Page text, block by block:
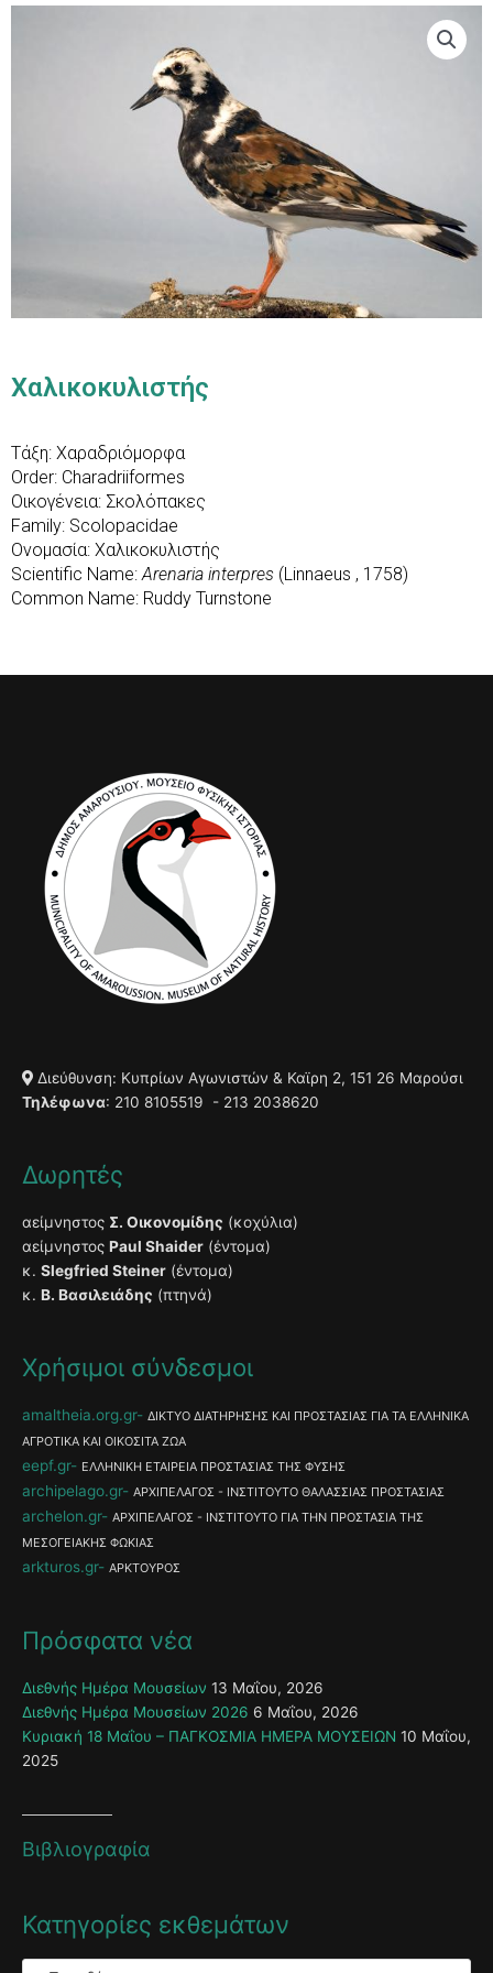
Χαλικοκυλιστής
Τάξη: Χαραδριόμορφα
Order: Charadriiformes
Οικογένεια: Σκολόπακες
Family: Scolopacidae
Ονομασία: Χαλικοκυλιστής
Scientific Name: Arenaria interpres (Linnaeus , 1758)
Common Name: Ruddy Turnstone
Διεύθυνση: Κυπρίων Αγωνιστών & Καϊρη 2, 151 26 Μαρούσι
Τηλέφωνα: 210 8105519 - 213 2038620
Δωρητές
αείμνηστος Σ. Οικονομίδης (κοχύλια)
αείμνηστος Paul Shaider (έντομα)
κ. Slegfried Steiner (έντομα)
κ. Β. Βασιλειάδης (πτηνά)
Χρήσιμοι σύνδεσμοι
amaltheia.org.gr
ΔΙΚΤΥΟ ΔΙΑΤΗΡΗΣΗΣ ΚΑΙ ΠΡΟΣΤΑΣΙΑΣ ΓΙΑ ΤΑ ΕΛΛΗΝΙΚΑ
ΑΓΡΟΤΙΚΑ ΚΑΙ ΟΙΚΟΣΙΤΑ ΖΩΑ
eepf.gr ΕΛΛΗΝΙΚΗ ΕΤΑΙΡΕΙΑ ΠΡΟΣΤΑΣΙΑΣ ΤΗΣ ΦΥΣΗΣ
archipelago.gr ΑΡΧΙΠΕΛΑΓΟΣ - ΙΝΣΤΙΤΟΥΤΟ ΘΑΛΑΣΣΙΑΣ ΠΡΟΣΤΑΣΙΑΣ
archelon.gr
ΑΡΧΙΠΕΛΑΓΟΣ - ΙΝΣΤΙΤΟΥΤΟ ΓΙΑ ΤΗΝ ΠΡΟΣΤΑΣΙΑ ΤΗΣ
ΜΕΣΟΓΕΙΑΚΗΣ ΦΩΚΙΑΣ
arkturos.gr ΑΡΚΤΟΥΡΟΣ
Πρόσφατα νέα
Διεθνής Ημέρα Μουσείων 13 Μαΐου, 2026
Διεθνής Ημέρα Μουσείων 2026 6 Μαΐου, 2026
Κυριακή 18 Μαΐου – ΠΑΓΚΟΣΜΙΑ ΗΜΕΡΑ ΜΟΥΣΕΙΩΝ 10 Μαΐου,
2025
Βιβλιογραφία
Κατηγορίες εκθεμάτων